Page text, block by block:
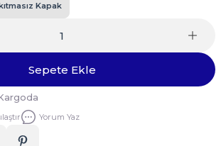
Kapak
Sepete Ekle
Yorum Yaz